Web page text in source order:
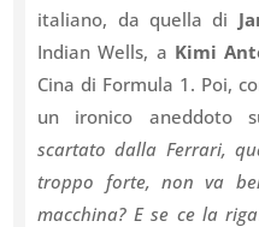
italiano, da quella di
Indian Wells, a Kimi
Cina di Formula 1. Poi,
un ironico aneddoto
scartato dalla Ferrari,
troppo forte, non va
macchina? E se ce la